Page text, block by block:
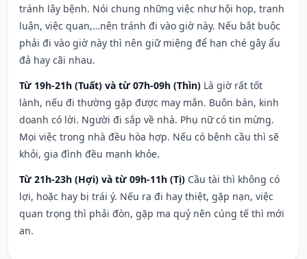
tránh lây bệnh. Nói chung những việc như hội họp, tranh
luận, việc quan,…nên tránh đi vào giờ này. Nếu bắt buộc
phải đi vào giờ này thì nên giữ miệng để hạn ché gây ẩu
đả hay cãi nhau.
Từ 19h-21h (Tuất) và từ 07h-09h (Thìn) Là giờ rất tốt
lành, nếu đi thường gặp được may mắn. Buôn bán, kinh
doanh có lời. Người đi sắp về nhà. Phụ nữ có tin mừng.
Mọi việc trong nhà đều hòa hợp. Nếu có bệnh cầu thì sẽ
khỏi, gia đình đều mạnh khỏe.
Từ 21h-23h (Hợi) và từ 09h-11h (Tị) Cầu tài thì không có
lợi, hoặc hay bị trái ý. Nếu ra đi hay thiệt, gặp nạn, việc
quan trọng thì phải đòn, gặp ma quỷ nên cúng tế thì mới
an.